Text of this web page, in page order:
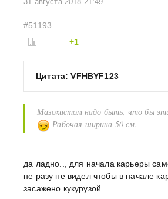
#51193
+1
Цитата: VFHBYF123
Мазохистом надо быть, что бы
Рабочая ширина 50 см.
да ладно.., для начала карьеры
не разу не видел чтобы в начале
засажено кукурузой..